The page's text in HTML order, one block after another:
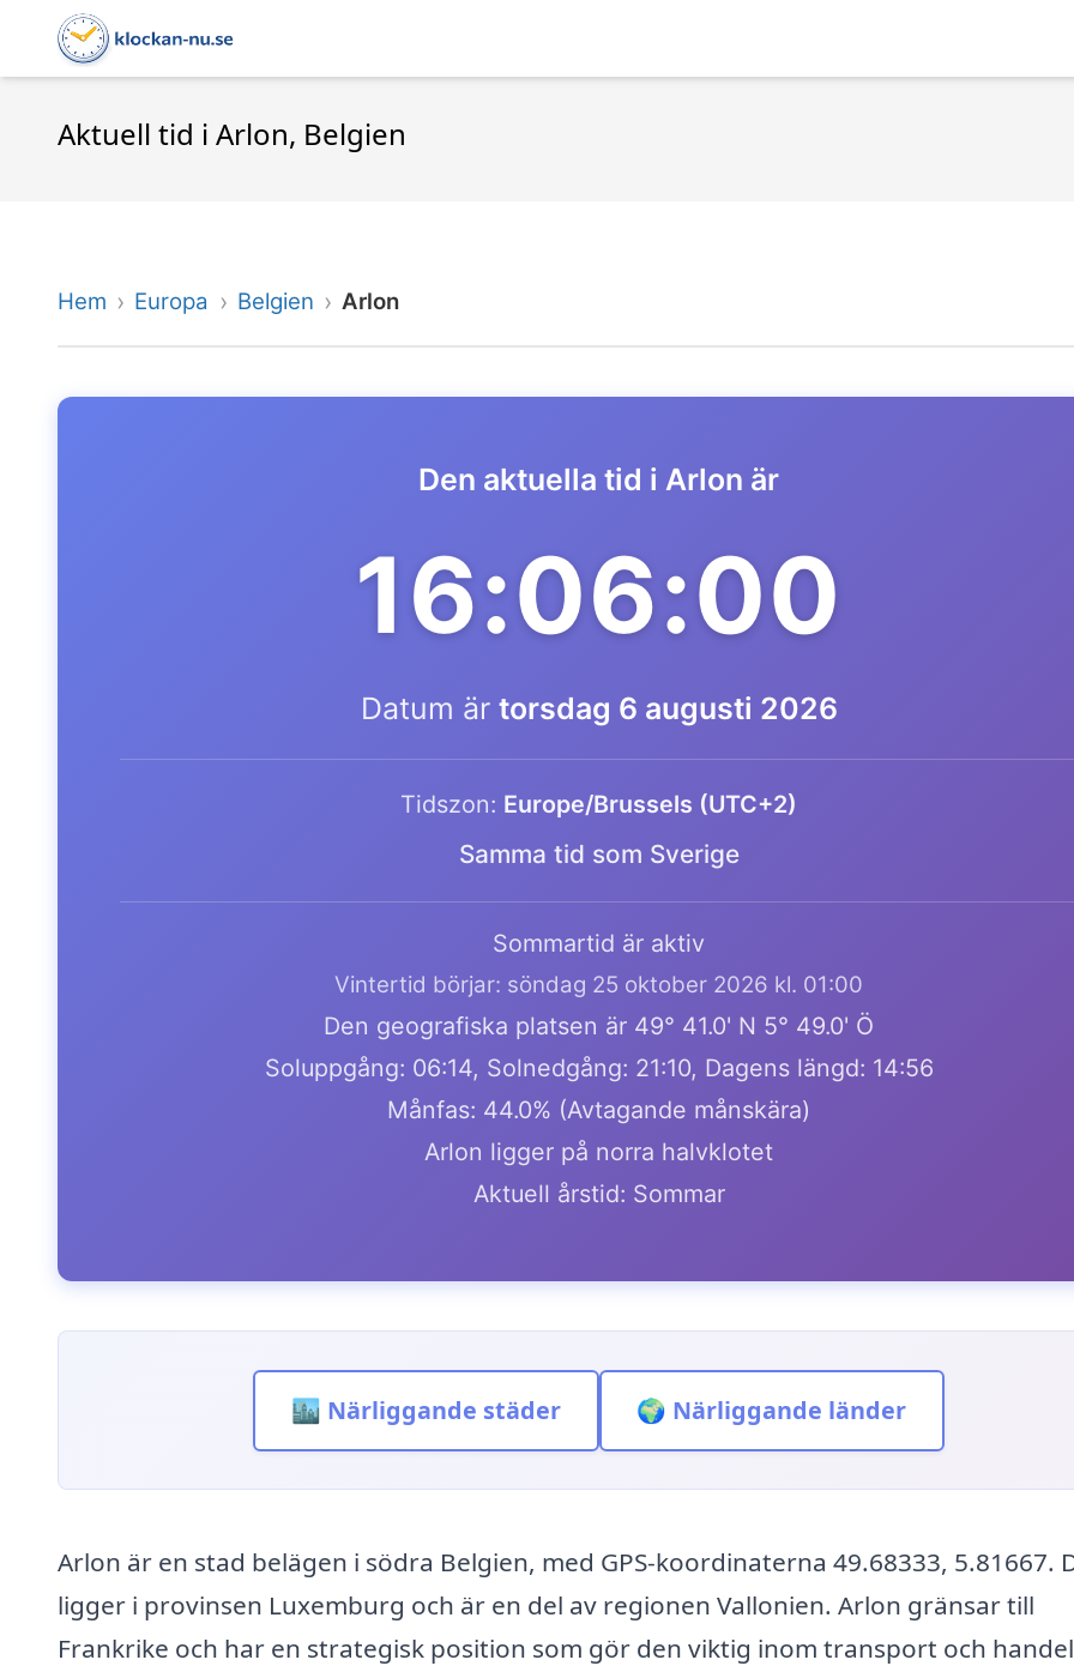
Aktuell tid i Arlon, Belgien
Hem Europa Belgien Arlon
Den aktuella tid i Arlon är
16:06:00
Datum är torsdag 6 augusti 2026
Tidszon: Europe/Brussels (UTC+2)
Samma tid som Sverige
Sommartid är aktiv
Vintertid börjar: söndag 25 oktober 2026 kl. 01:00
Den geografiska platsen är 49° 41.0' N 5° 49.0' Ö
Soluppgång: 06:14, Solnedgång: 21:10, Dagens längd: 14:56
Månfas: 44.0% (Avtagande månskära)
Arlon ligger på norra halvklotet
Aktuell årstid: Sommar
🏙️ Närliggande städer 🌍 Närliggande länder
Arlon är en stad belägen i södra Belgien, med GPS-koordinaterna 49.68333, 5.81667.
ligger i provinsen Luxemburg och är en del av regionen Vallonien. Arlon gränsar till
Frankrike och har en strategisk position som gör den viktig inom transport och